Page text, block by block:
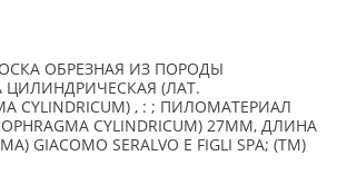
ОБРЕЗНАЯ ИЗ ПОРОДЫ
(ЛАТ.
CYLINDRICUM) , : ; ПИЛОМАТЕРИАЛ
CYLINDRICUM) 27ММ, ДЛИНА
GIACOMO SERALVO E FIGLI SPA; (TM)